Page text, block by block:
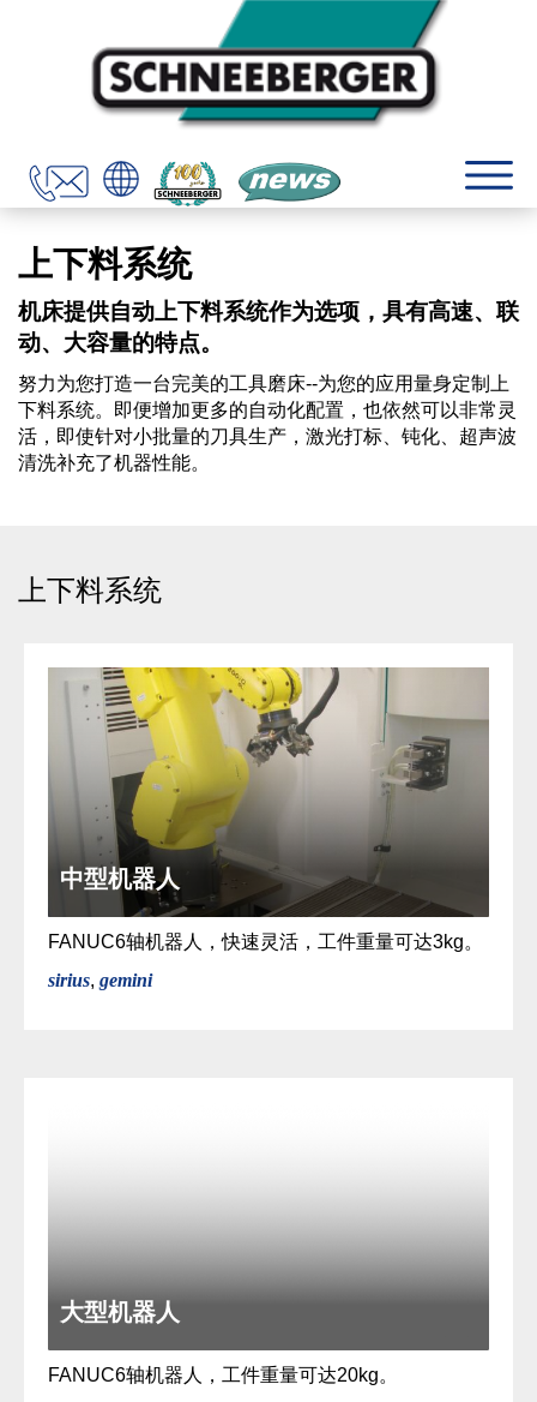
上下料系统
机床提供自动上下料系统作为选项，具有高速、联
动、大容量的特点。
努力为您打造一台完美的工具磨床--为您的应用量身定制上
下料系统。即便增加更多的自动化配置，也依然可以非常灵
活，即使针对小批量的刀具生产，激光打标、钝化、超声波
清洗补充了机器性能。
上下料系统
中型机器人
FANUC6轴机器人，快速灵活，工件重量可达3kg。
sirius, gemini
大型机器人
FANUC6轴机器人，工件重量可达20kg。